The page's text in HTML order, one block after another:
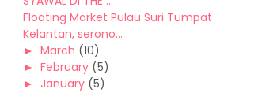
Floating Market Pulau Suri Tumpat
Kelantan, serono...
► March (10)
► February (5)
► January (5)